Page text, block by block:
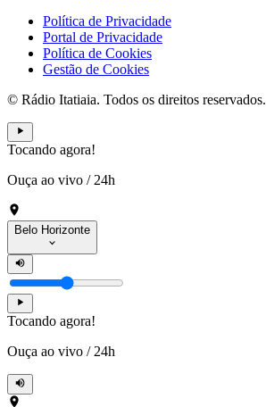
Política de Privacidade
Portal de Privacidade
Política de Cookies
Gestão de Cookies
© Rádio Itatiaia. Todos os direitos reservados.
Tocando agora!
Ouça ao vivo / 24h
Belo Horizonte
Tocando agora!
Ouça ao vivo / 24h